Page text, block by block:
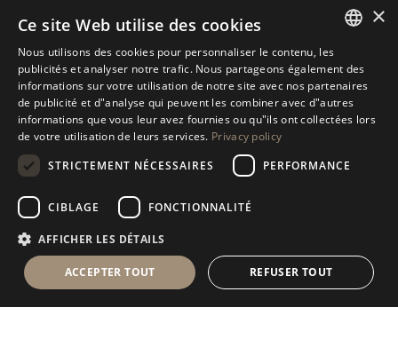
ITALIAN
ENGLISH
SPANISH
×
Ce site Web utilise des cookies
Nous utilisons des cookies pour personnaliser le contenu, les
publicités et analyser notre trafic. Nous partageons également des
informations sur votre utilisation de notre site avec nos partenaires
de publicité et d"analyse qui peuvent les combiner avec d"autres
informations que vous leur avez fournies ou qu"ils ont collectées lors
de votre utilisation de leurs services. Privacy policy
STRICTEMENT NÉCESSAIRES
PERFORMANCE
CIBLAGE FONCTIONNALITÉ
AFFICHER LES DÉTAILS
ACCEPTER TOUT REFUSER TOUT